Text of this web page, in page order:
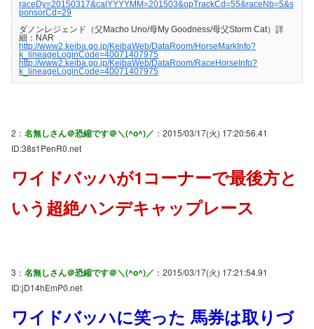
raceDy=20150317&calYYYYMM=201503&opTrackCd=55&raceNb=5&s
ponsorCd=29
ダノンレジェンド（父Macho Uno/母My Goodness/母父Storm Cat）詳
細：NAR
http://www2.keiba.go.jp/KeibaWeb/DataRoom/HorseMarkInfo?
k_lineageLoginCode=40071407975
http://www2.keiba.go.jp/KeibaWeb/DataRoom/RaceHorseInfo?
k_lineageLoginCode=40071407975
2： 名無しさん＠恐縮です＠＼(^o^)／ ：2015/03/17(火) 17:20:56.41
ID:38s1PenR0.net
ワイドバッハが1コーナーで最後方と
いう超絶ハンデキャップレース
3： 名無しさん＠恐縮です＠＼(^o^)／ ：2015/03/17(火) 17:21:54.91
ID:jD14hEmP0.net
ワイドバッハに笑った 馬券は取りづ